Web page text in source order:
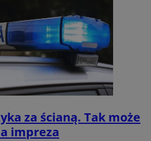
za ścianą. Tak może
impreza